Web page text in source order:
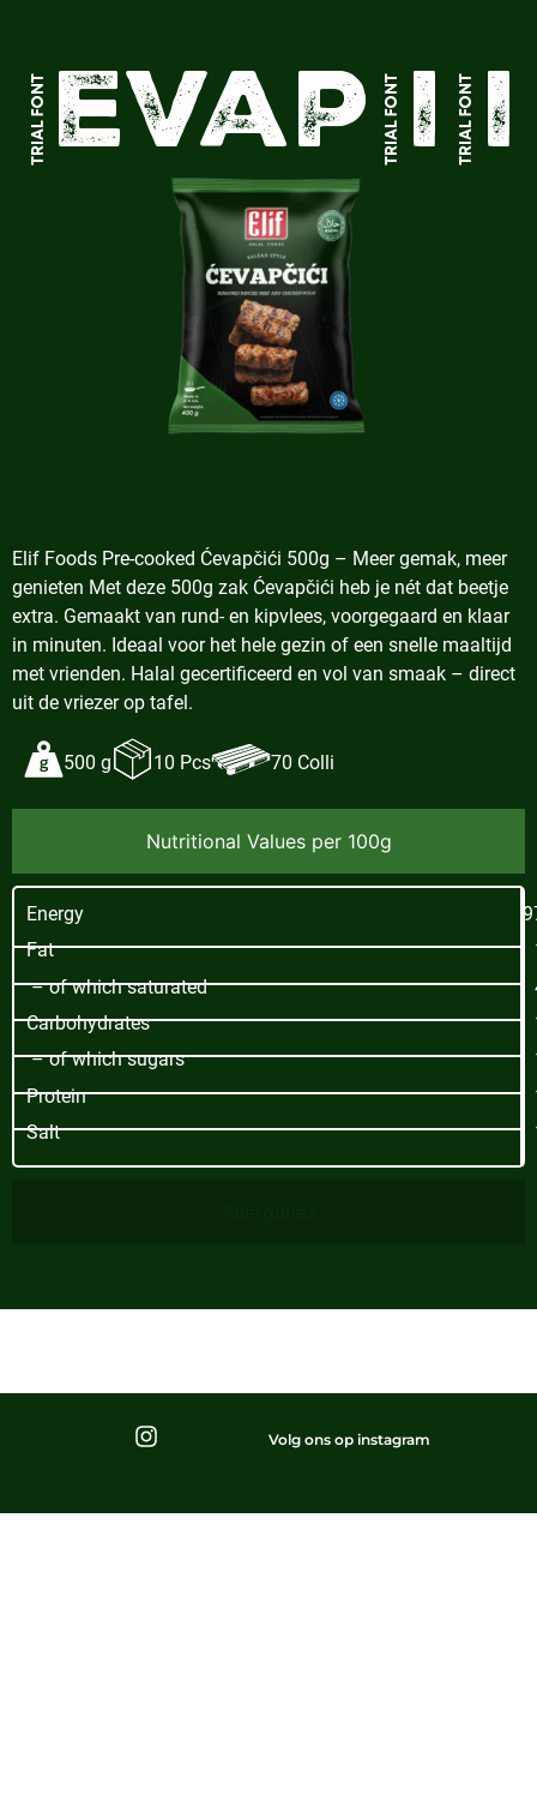
Ćevapčići
Elif Foods Pre-cooked Ćevapčići 500g – Meer gemak, meer
genieten Met deze 500g zak Ćevapčići heb je nét dat beetje
extra. Gemaakt van rund- en kipvlees, voorgegaard en klaar
in minuten. Ideaal voor het hele gezin of een snelle maaltijd
met vrienden. Halal gecertificeerd en vol van smaak – direct
uit de vriezer op tafel.
500 g 10 Pcs 70 Colli
Nutritional Values per 100g
Energy
Fat
– of which saturated
Carbohydrates
– of which sugars
Protein
Salt
Volg ons op instagram